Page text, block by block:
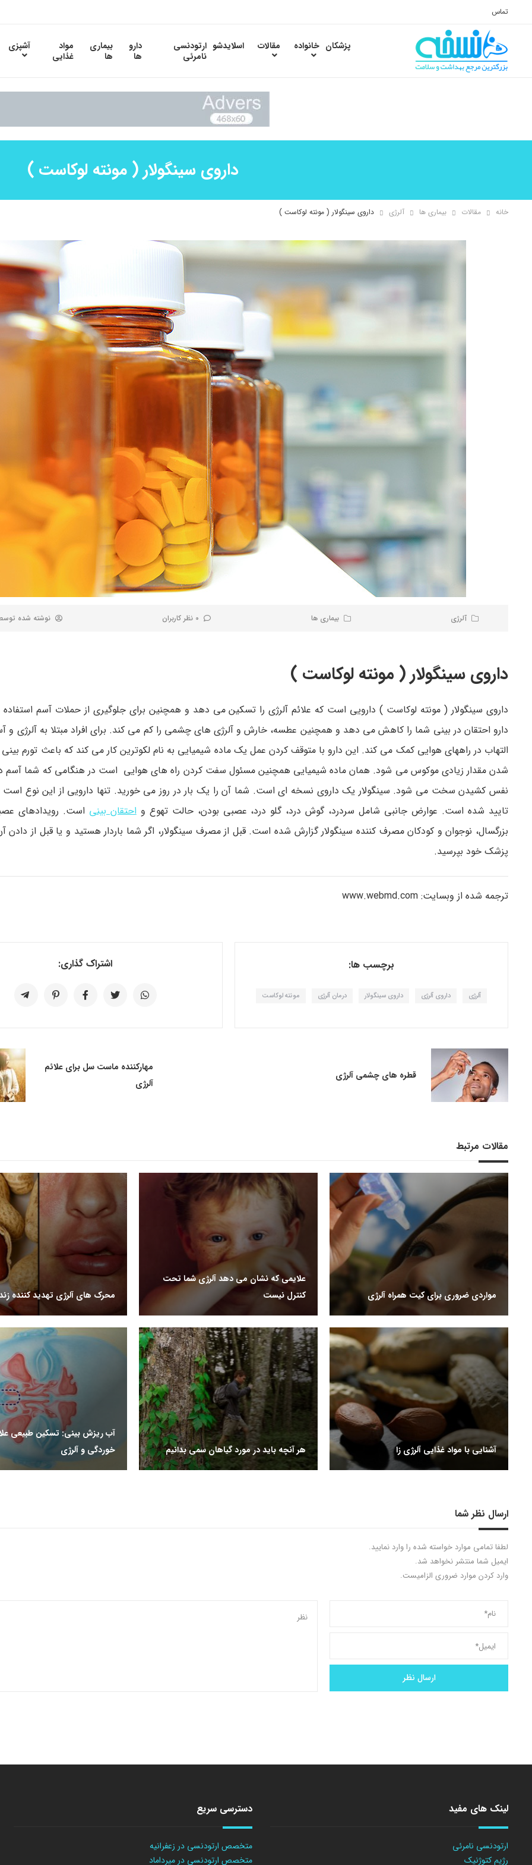
تماس
پزشکان خانواده مقالات اسلایدشو ارتودنسی
نامرئی
دارو
ها
بیماری
ها
مواد
غذایی
آشپزی
داروی سینگولار ( مونته لوکاست )
خانه مقالات بیماری ها آلرژی داروی سینگولار ( مونته لوکاست )
آلرژی بیماری ها 0 نظر کاربران نوشته شده
داروی سینگولار ( مونته لوکاست )
داروی سینگولار ( مونته لوکاست ) دارویی است که علائم آلرژی را تسکین می ­دهد و همچنین برای جلوگیری از حملات آسم
دارو احتقان در بینی شما را کاهش می ­دهد و همچنین عطسه، خارش و آلرژی­ های چشمی را کم می­ کند. برای افراد مبتلا به آلرژی و
التهاب در راه­های هوایی کمک می­ کند. این دارو با متوقف کردن عمل یک ماده شیمیایی به نام لکوترین کار می­ کند که باعث تورم
شدن مقدار زیادی موکوس می­ شود. همان ماده شیمیایی همچنین مسئول سفت کردن راه­ های هوایی است در هنگامی که شما آسم
نفس کشیدن سخت می­ شود. سینگولار یک داروی نسخه ای است. شما آن را یک بار در روز می­ خورید. تنها دارویی از این نوع است
تایید شده است. عوارض جانبی شامل سردرد، گوش درد، گلو درد، عصبی بودن، حالت تهوع واحتقان بینی است. رویدادهای
بزرگسال، نوجوان و کودکان مصرف کننده سینگولار گزارش شده است. قبل از مصرف سینگولار، اگر شما باردار هستید و یا قبل از دادن
پزشک خود بپرسید.
ترجمه شده از وبسایت: www.webmd.com
برچسب ها:
آلرژی داروی آلرژی داروی سینگولار درمان آلرژی مونته لوکاست
اشتراک گذاری:
قطره های چشمی آلرژی
مهارکننده ماست سل برای علائم
آلرژی
مقالات مرتبط
مواردی ضروری برای کیت همراه آلرژی
علایمی که نشان می دهد آلرژی شما تحت
کنترل نیست
محرک های آلرژی تهدید کننده
آشنایی با مواد غذایی آلرژی زا هر آنچه باید در مورد گیاهان سمی بدانیم
آب ریزش بینی: تسکین طبیعی
خوردگی و آلرژی
ارسال نظر شما
لطفا تمامی موارد خواسته شده را وارد نمایید.
ایمیل شما منتشر نخواهد شد.
وارد کردن موارد ضروری الزامیست.
لینک های مفید
ارتودنسی نامرئی
رژیم کتوژنیک
دسترسی سریع
متخصص ارتودنسی در زعفرانیه
متخصص ارتودنسی در میرداماد